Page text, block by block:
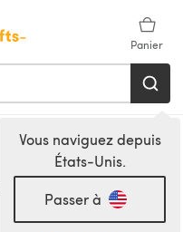
Panier
Vous naviguez depuis
États-Unis.
Passer à